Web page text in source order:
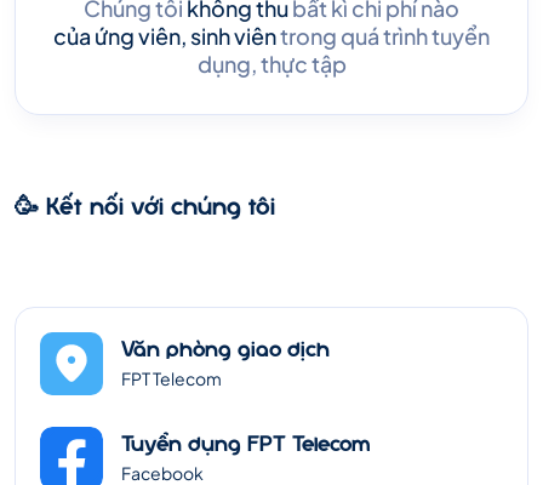
Chúng tôi không thubất kì chi phí nào
của ứng viên, sinh viêntrong quá trình tuyển
dụng, thực tập
🥳 Kết nối với chúng tôi
Văn phòng giao dịch
FPT Telecom
Tuyển dụng FPT Telecom
Facebook